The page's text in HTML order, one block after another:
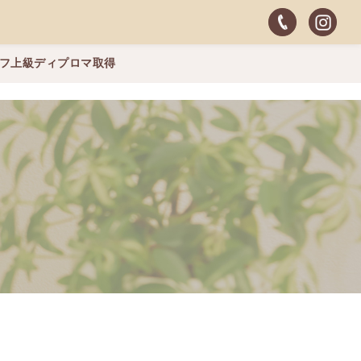
上級ディプロマ取得